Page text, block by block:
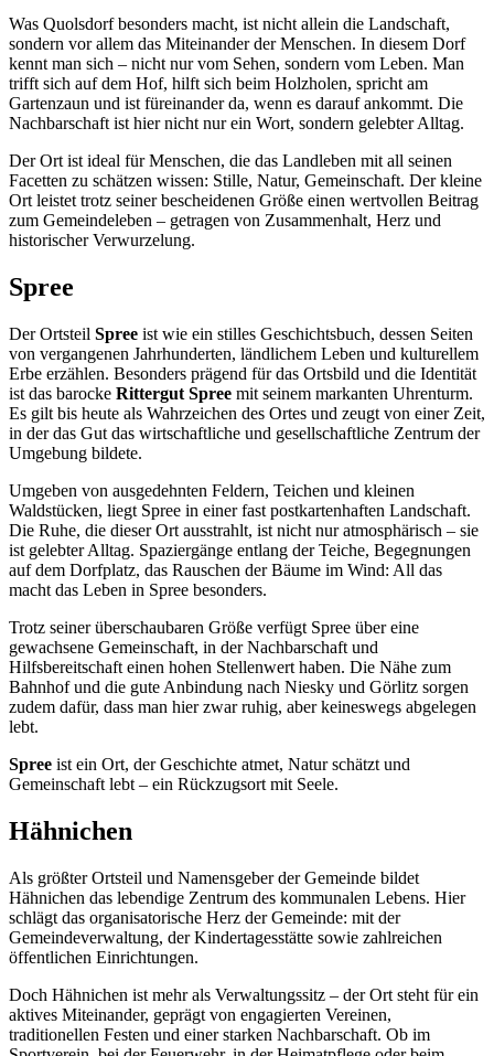
Was Quolsdorf besonders macht, ist nicht allein die Landschaft,
sondern vor allem das Miteinander der Menschen. In diesem Dorf
kennt man sich – nicht nur vom Sehen, sondern vom Leben. Man
trifft sich auf dem Hof, hilft sich beim Holzholen, spricht am
Gartenzaun und ist füreinander da, wenn es darauf ankommt. Die
Nachbarschaft ist hier nicht nur ein Wort, sondern gelebter Alltag.
Der Ort ist ideal für Menschen, die das Landleben mit all seinen
Facetten zu schätzen wissen: Stille, Natur, Gemeinschaft. Der kleine
Ort leistet trotz seiner bescheidenen Größe einen wertvollen Beitrag
zum Gemeindeleben – getragen von Zusammenhalt, Herz und
historischer Verwurzelung.
Spree
Der Ortsteil Spree ist wie ein stilles Geschichtsbuch, dessen Seiten
von vergangenen Jahrhunderten, ländlichem Leben und kulturellem
Erbe erzählen. Besonders prägend für das Ortsbild und die Identität
ist das barocke Rittergut Spree mit seinem markanten Uhrenturm.
Es gilt bis heute als Wahrzeichen des Ortes und zeugt von einer Zeit,
in der das Gut das wirtschaftliche und gesellschaftliche Zentrum der
Umgebung bildete.
Umgeben von ausgedehnten Feldern, Teichen und kleinen
Waldstücken, liegt Spree in einer fast postkartenhaften Landschaft.
Die Ruhe, die dieser Ort ausstrahlt, ist nicht nur atmosphärisch – sie
ist gelebter Alltag. Spaziergänge entlang der Teiche, Begegnungen
auf dem Dorfplatz, das Rauschen der Bäume im Wind: All das
macht das Leben in Spree besonders.
Trotz seiner überschaubaren Größe verfügt Spree über eine
gewachsene Gemeinschaft, in der Nachbarschaft und
Hilfsbereitschaft einen hohen Stellenwert haben. Die Nähe zum
Bahnhof und die gute Anbindung nach Niesky und Görlitz sorgen
zudem dafür, dass man hier zwar ruhig, aber keineswegs abgelegen
lebt.
Spree ist ein Ort, der Geschichte atmet, Natur schätzt und
Gemeinschaft lebt – ein Rückzugsort mit Seele.
Hähnichen
Als größter Ortsteil und Namensgeber der Gemeinde bildet
Hähnichen das lebendige Zentrum des kommunalen Lebens. Hier
schlägt das organisatorische Herz der Gemeinde: mit der
Gemeindeverwaltung, der Kindertagesstätte sowie zahlreichen
öffentlichen Einrichtungen.
Doch Hähnichen ist mehr als Verwaltungssitz – der Ort steht für ein
aktives Miteinander, geprägt von engagierten Vereinen,
traditionellen Festen und einer starken Nachbarschaft. Ob im